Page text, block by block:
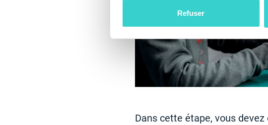
Refuser
Dans cette étape, vous